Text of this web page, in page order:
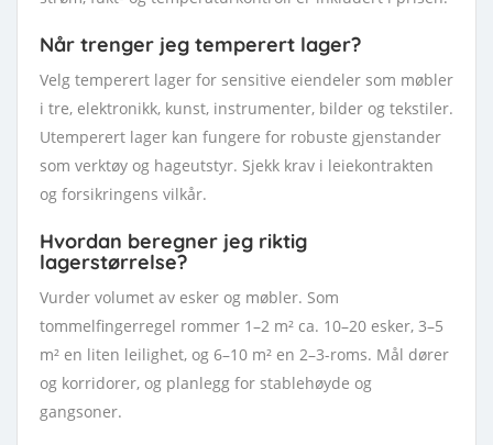
Når trenger jeg temperert lager?
Velg temperert lager for sensitive eiendeler som møbler
i tre, elektronikk, kunst, instrumenter, bilder og tekstiler.
Utemperert lager kan fungere for robuste gjenstander
som verktøy og hageutstyr. Sjekk krav i leiekontrakten
og forsikringens vilkår.
Hvordan beregner jeg riktig
lagerstørrelse?
Vurder volumet av esker og møbler. Som
tommelfingerregel rommer 1–2 m² ca. 10–20 esker, 3–5
m² en liten leilighet, og 6–10 m² en 2–3-roms. Mål dører
og korridorer, og planlegg for stablehøyde og
gangsoner.